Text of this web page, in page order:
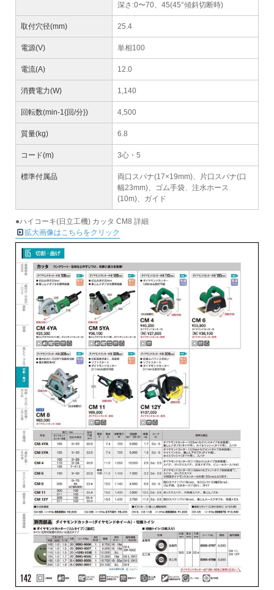
深さ:0〜70、45(45°傾斜切断時)
取付穴径(mm) 25.4
電源(V) 単相100
電流(A) 12.0
消費電力(W) 1,140
回転数(min-1{回/分}) 4,500
質量(kg) 6.8
コード(m) 3心・5
標準付属品
両口スパナ(17×19mm)、片口スパナ(口
幅23mm)、ゴム手袋、注水ホース
(10m)、ガイド
●ハイコーキ(日立工機) カッタ CM8 詳細
拡大画像はこちらをクリック